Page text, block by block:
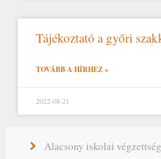
Tájékoztató a győri
TOVÁBB A HÍRHEZ »
2022-08-21
Alacsony iskolai